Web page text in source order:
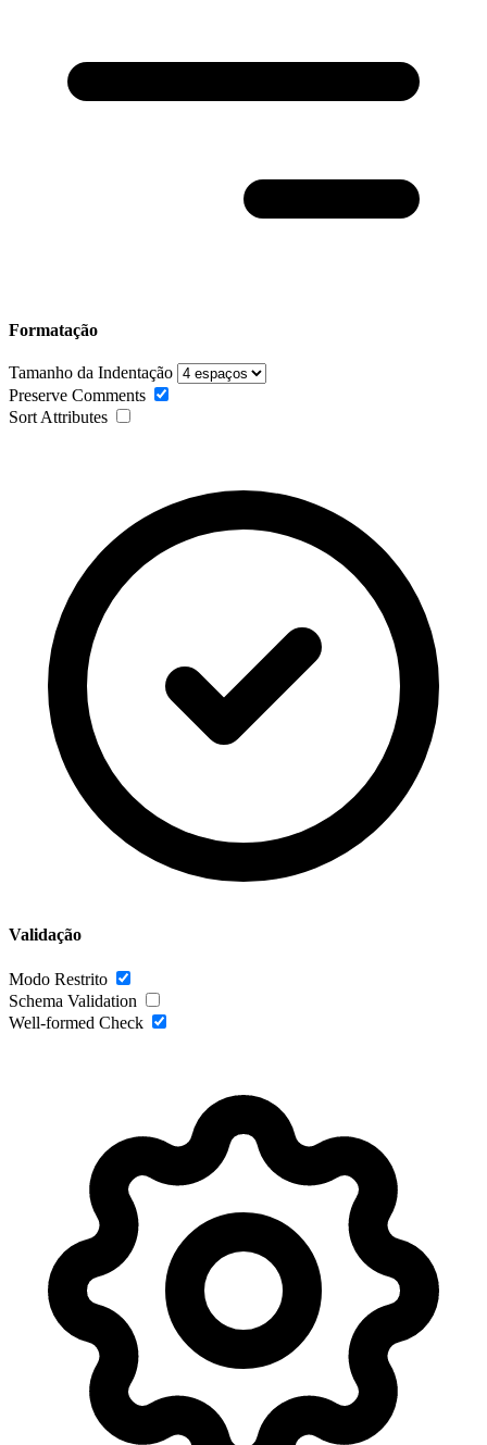
Formatação
Tamanho da Indentação
Preserve Comments
Sort Attributes
Validação
Modo Restrito
Schema Validation
Well-formed Check